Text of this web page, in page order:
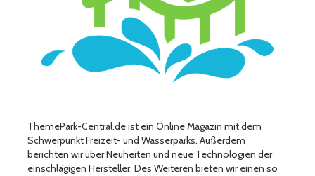
ThemePark-Central.de ist ein Online Magazin mit dem
Schwerpunkt Freizeit- und Wasserparks. Außerdem
berichten wir über Neuheiten und neue Technologien der
einschlägigen Hersteller. Des Weiteren bieten wir einen so